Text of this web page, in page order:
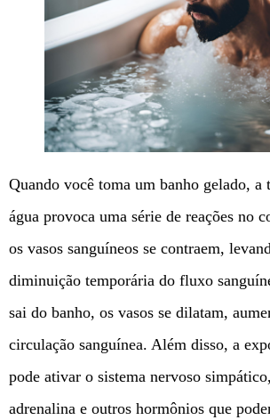
Quando você toma um banho gelado, a
água provoca uma série de reações no
os vasos sanguíneos se contraem,
diminuição temporária do fluxo
sai do banho, os vasos se dilatam,
circulação sanguínea. Além disso, a
pode ativar o sistema nervoso
adrenalina e outros hormônios que